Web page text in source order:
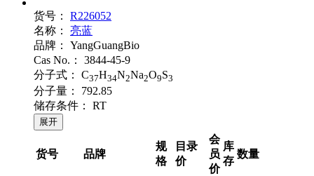
货号：
R226052
名称：
亮蓝
品牌：
YangGuangBio
Cas No.：
3844-45-9
分子式：
C37H34N2Na2O9S3
分子量：
792.85
储存条件：
RT
展开
货号 品牌
规
格
目录
价
会
员
价
库
存
数量